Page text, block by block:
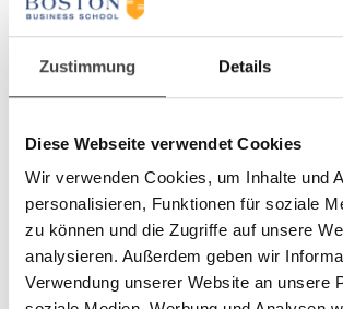
Zustimmung Details
Diese Webseite verwendet Cookies
Wir verwenden Cookies, um Inhalte und
personalisieren, Funktionen für soziale
zu können und die Zugriffe auf unsere
analysieren. Außerdem geben wir
Verwendung unserer Website an unsere
Controlling als Steuerungs- und
Planung und Budgetierung als
Die wichtigsten Kennzahlen und
Die eigene Controlling-Aufgabe
Controlling als Problemlösungsansatz
Controlling im Rahmen eines integrativen
Ansatzes
Das betriebliche Rechnungswesen aus
Anforderungen und Wünsche an die